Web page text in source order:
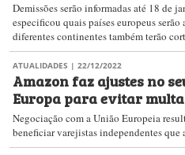
Demissões serão informadas até 18 de
especificou quais países europeus
diferentes continentes também terão
ATUALIDADES | 22/12/2022
Amazon faz ajustes no
Europa para evitar
Negociação com a União Europeia
beneficiar varejistas independentes que